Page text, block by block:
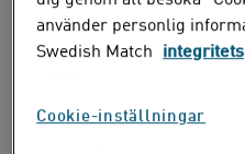
alternativ
Se alternativ till våra ZYN-
använder personlig
Swedish Match
Cookie-inställningar